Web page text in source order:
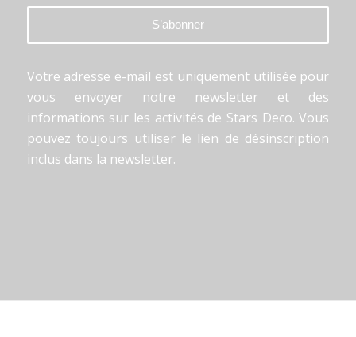
Votre adresse e-mail est uniquement utilisée pour
vous envoyer notre newsletter et des
informations sur les activités de Stars Deco. Vous
pouvez toujours utiliser le lien de désinscription
inclus dans la newsletter.